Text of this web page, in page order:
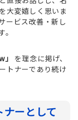
大変嬉しく思いま
ービス改善・新し
を理念に掲げ、
トナーであり続け
ーとして